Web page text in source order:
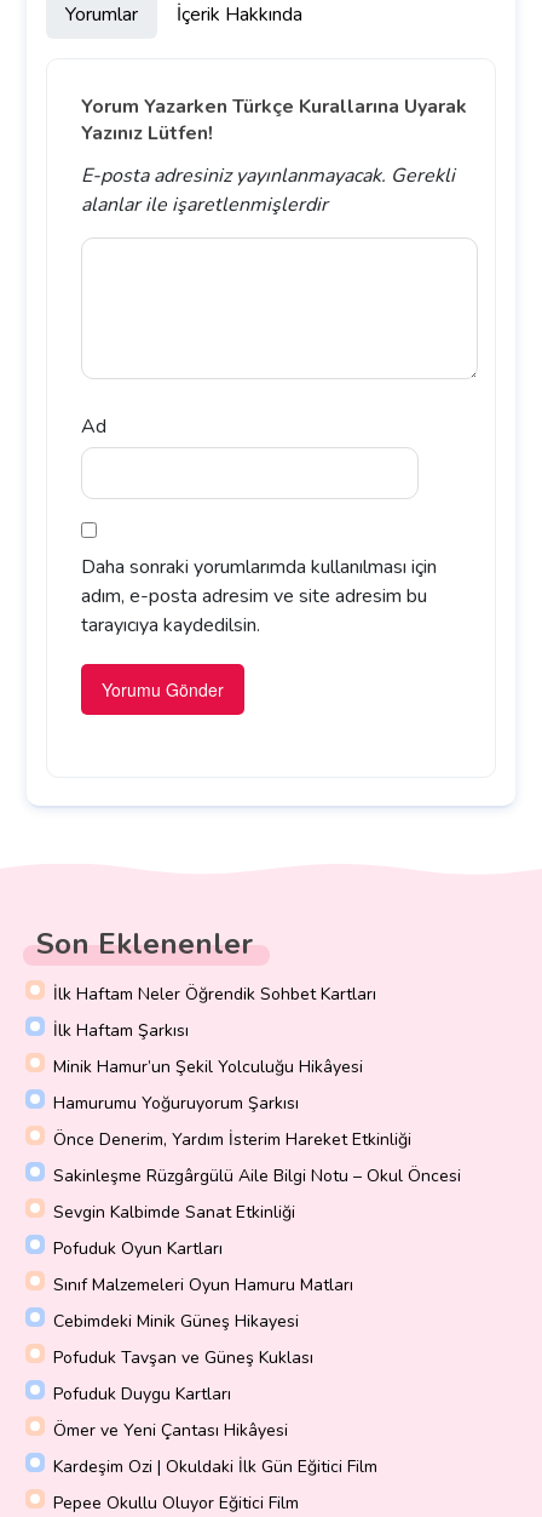
Yorumlar İçerik Hakkında
Yorum Yazarken Türkçe Kurallarına Uyarak
Yazınız Lütfen!
E-posta adresiniz yayınlanmayacak. Gerekli
alanlarile işaretlenmişlerdir
Ad
Daha sonraki yorumlarımda kullanılması için
adım, e-posta adresim ve site adresim bu
tarayıcıya kaydedilsin.
Son Eklenenler
İlk Haftam Neler Öğrendik Sohbet Kartları
İlk Haftam Şarkısı
Minik Hamur’un Şekil Yolculuğu Hikâyesi
Hamurumu Yoğuruyorum Şarkısı
Önce Denerim, Yardım İsterim Hareket Etkinliği
Sakinleşme Rüzgârgülü Aile Bilgi Notu – Okul Öncesi
Sevgin Kalbimde Sanat Etkinliği
Pofuduk Oyun Kartları
Sınıf Malzemeleri Oyun Hamuru Matları
Cebimdeki Minik Güneş Hikayesi
Pofuduk Tavşan ve Güneş Kuklası
Pofuduk Duygu Kartları
Ömer ve Yeni Çantası Hikâyesi
Kardeşim Ozi | Okuldaki İlk Gün Eğitici Film
Pepee Okullu Oluyor Eğitici Film